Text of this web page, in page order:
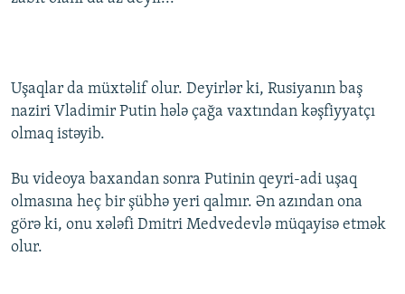
AZADLIQRADIOSU MOBIL TELEFONUNUZDA
RFE/RL-in bütün saytları
Uşaqlar da müxtəlif olur. Deyirlər ki, Rusiyanın baş
naziri Vladimir Putin hələ çağa vaxtından kəşfiyyatçı
olmaq istəyib.
Bu videoya baxandan sonra Putinin qeyri-adi uşaq
olmasına heç bir şübhə yeri qalmır. Ən azından ona
görə ki, onu xələfi Dmitri Medvedevlə müqayisə etmək
olur.